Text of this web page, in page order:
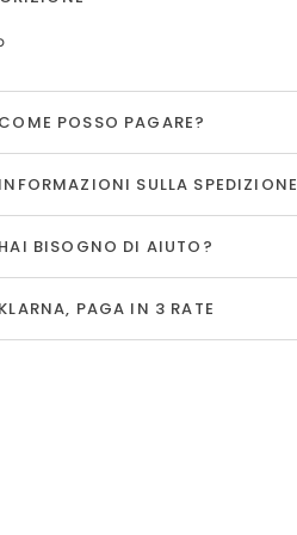
POSSO PAGARE?
SULLA SPEDIZIONE
BISOGNO DI AIUTO?
PAGA IN 3 RATE